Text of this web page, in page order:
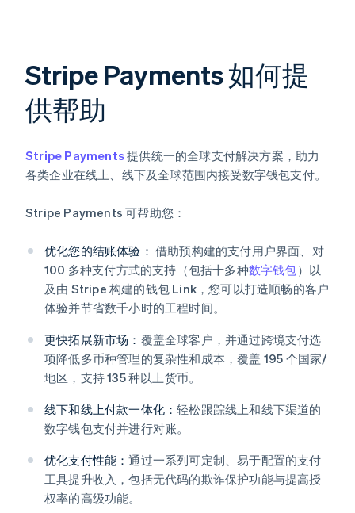
Stripe Payments 如何提
供帮助
Stripe Payments提供统一的全球支付解决方案，助力
各类企业在线上、线下及全球范围内接受数字钱包支付。
Stripe Payments 可帮助您：
优化您的结账体验： 借助预构建的支付用户界面、对
100 多种支付方式的支持（包括十多种数字钱包）以
及由 Stripe 构建的钱包 Link，您可以打造顺畅的客户
体验并节省数千小时的工程时间。
更快拓展新市场： 覆盖全球客户，并通过跨境支付选
项降低多币种管理的复杂性和成本，覆盖 195 个国家/
地区，支持 135 种以上货币。
线下和线上付款一体化：轻松跟踪线上和线下渠道的
数字钱包支付并进行对账。
优化支付性能：通过一系列可定制、易于配置的支付
工具提升收入，包括无代码的欺诈保护功能与提高授
权率的高级功能。
English
爱尔兰
English